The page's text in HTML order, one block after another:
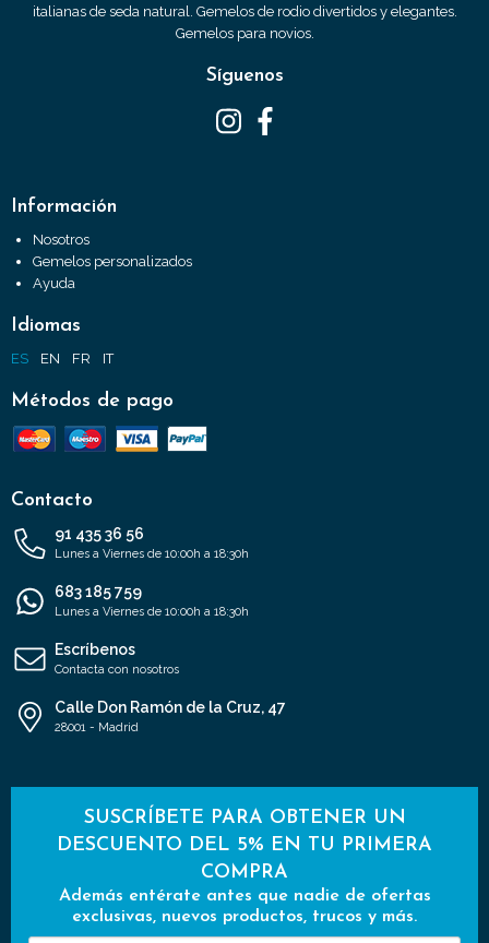
italianas de seda natural. Gemelos de rodio divertidos y elegantes.
Gemelos para novios.
Síguenos
Información
Nosotros
Gemelos personalizados
Ayuda
Idiomas
ES EN FR IT
Métodos de pago
Contacto
91 435 36 56
Lunes a Viernes de 10:00h a 18:30h
683 185 759
Lunes a Viernes de 10:00h a 18:30h
Escríbenos
Contacta con nosotros
Calle Don Ramón de la Cruz, 47
28001 - Madrid
SUSCRÍBETE PARA OBTENER UN
DESCUENTO DEL 5% EN TU PRIMERA
COMPRA
Además entérate antes que nadie de ofertas
exclusivas, nuevos productos, trucos y más.